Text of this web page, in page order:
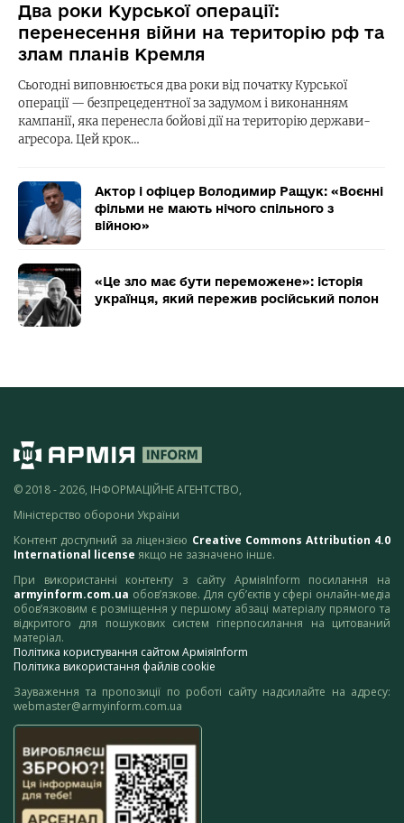
Два роки Курської операції:
перенесення війни на територію рф та
злам планів Кремля
Сьогодні виповнюється два роки від початку Курської
операції — безпрецедентної за задумом і виконанням
кампанії, яка перенесла бойові дії на територію держави-
агресора. Цей крок…
Актор і офіцер Володимир Ращук: «Воєнні
фільми не мають нічого спільного з
війною»
«Це зло має бути переможене»: історія
українця, який пережив російський полон
© 2018 - 2026, ІНФОРМАЦІЙНЕ АГЕНТСТВО,
Міністерство оборони України
Контент доступний за ліцензією Creative Commons Attribution 4.0
International license якщо не зазначено інше.
При використанні контенту з сайту АрміяInform посилання на
armyinform.com.ua обов’язкове. Для суб’єктів у сфері онлайн-медіа
обов’язковим є розміщення у першому абзаці матеріалу прямого та
відкритого для пошукових систем гіперпосилання на цитований
матеріал.
Політика користування сайтом АрміяInform
Політика використання файлів cookie
Зауваження та пропозиції по роботі сайту надсилайте на адресу:
webmaster@armyinform.com.ua